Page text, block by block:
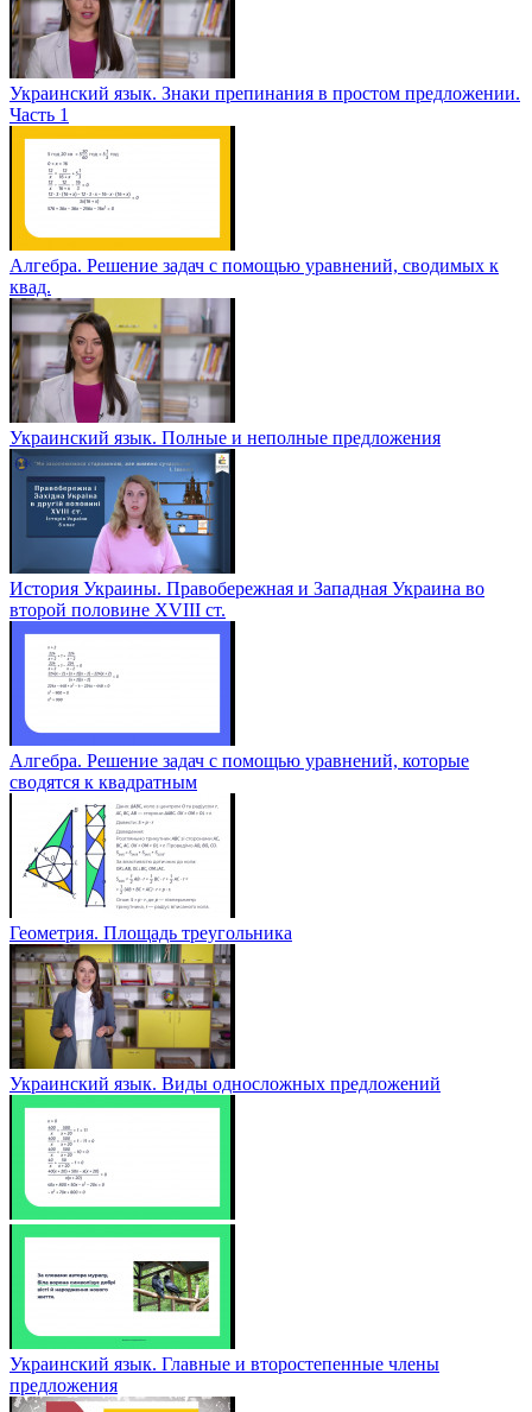
Украинский язык. Знаки препинания в простом предложении.
Часть 1
Алгебра. Решение задач с помощью уравнений, сводимых к
квад.
Украинский язык. Полные и неполные предложения
История Украины. Правобережная и Западная Украина во
второй половине XVIII ст.
Алгебра. Решение задач с помощью уравнений, которые
сводятся к квадратным
Геометрия. Площадь треугольника
Украинский язык. Виды односложных предложений
Украинский язык. Главные и второстепенные члены
предложения